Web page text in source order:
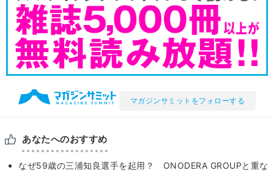
マガジンサミットをフォローする
あなたへのおすすめ
なぜ59歳の三浦知良選手を起用？ ONODERA GROUPと重な